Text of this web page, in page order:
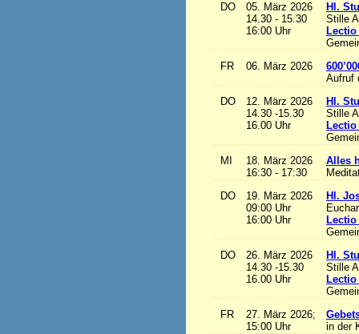
DO
05. März 2026
14.30 - 15.30
16:00 Uhr
Hl.
Stille
FR
06. März 2026
Aufruf
DO
12. März 2026
14.30 -15.30
16.00 Uhr
Hl.
Stille
MI
18. März 2026
16:30 - 17:30
Alles
DO
19. März 2026
09:00 Uhr
16:00 Uhr
Hl.
DO
26. März 2026
14.30 -15.30
16.00 Uhr
Hl.
Stille
FR
27. März 2026;
15:00 Uhr
in der